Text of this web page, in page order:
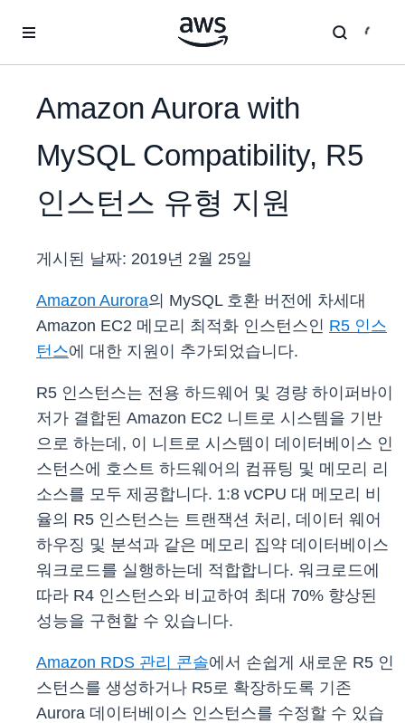
Amazon Aurora with
MySQL Compatibility, R5
인스턴스 유형 지원
게시된 날짜: 2019년 2월 25일
Amazon Aurora의 MySQL 호환 버전에 차세대
Amazon EC2 메모리 최적화 인스턴스인 R5 인스
턴스에 대한 지원이 추가되었습니다.
R5 인스턴스는 전용 하드웨어 및 경량 하이퍼바이
저가 결합된 Amazon EC2 니트로 시스템을 기반
으로 하는데, 이 니트로 시스템이 데이터베이스 인
스턴스에 호스트 하드웨어의 컴퓨팅 및 메모리 리
소스를 모두 제공합니다. 1:8 vCPU 대 메모리 비
율의 R5 인스턴스는 트랜잭션 처리, 데이터 웨어
하우징 및 분석과 같은 메모리 집약 데이터베이스
워크로드를 실행하는데 적합합니다. 워크로드에
따라 R4 인스턴스와 비교하여 최대 70% 향상된
성능을 구현할 수 있습니다.
Amazon RDS 관리 콘솔에서 손쉽게 새로운 R5 인
스턴스를 생성하거나 R5로 확장하도록 기존
Aurora 데이터베이스 인스턴스를 수정할 수 있습